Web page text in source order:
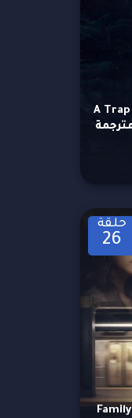
مسلسل مصيدة الرغبة A Trap
حلقة
26
مسلسل سجل العائلة Family